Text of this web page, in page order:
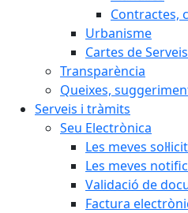
Contractes,
Urbanisme
Cartes de Serveis
Transparència
Queixes,
Serveis i tràmits
Seu Electrònica
Les meves
Les meves
Validació de
Factura